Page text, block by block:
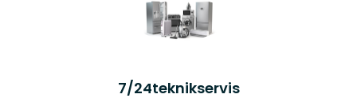
7/24teknikservis